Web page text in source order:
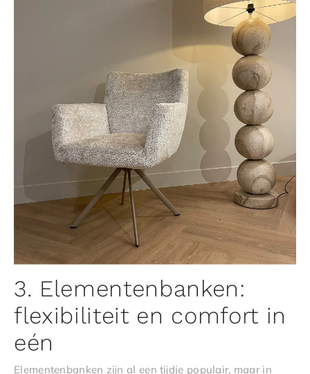
3. Elementenbanken:
flexibiliteit en comfort in
eén
Elementenbanken zijn al een tijdje populair, maar in